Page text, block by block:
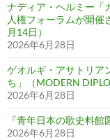
ナディア・ヘルミー「
人権フォーラムが開
月14日）
2026年6月28日
ゲオルギ・アサトリア
ち」（MODERN
2026年6月28日
『青年日本の歌史料館
2026年6月28日